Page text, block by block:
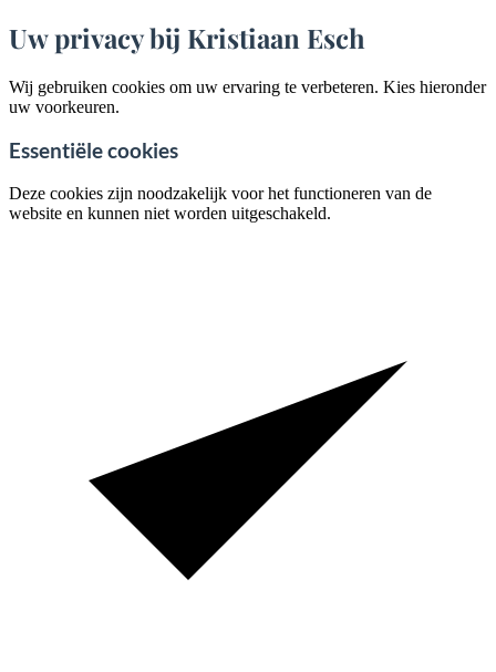
Uw privacy bij Kristiaan Esch
Wij gebruiken cookies om uw ervaring te verbeteren. Kies hieronder
uw voorkeuren.
Essentiële cookies
Deze cookies zijn noodzakelijk voor het functioneren van de
website en kunnen niet worden uitgeschakeld.